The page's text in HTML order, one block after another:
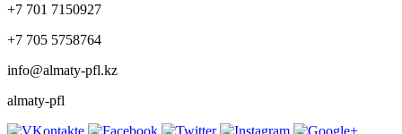
+7 701 7150927
+7 705 5758764
info@almaty-pfl.kz
almaty-pfl